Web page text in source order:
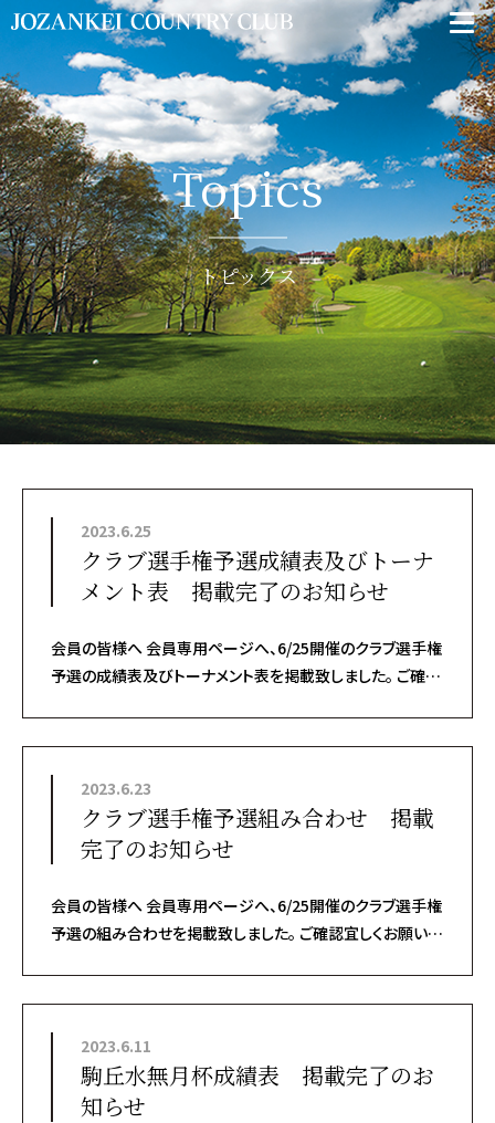
Topics
トピックス
2023.6.25
クラブ選手権予選成績表及びトーナ
メント表 掲載完了のお知らせ
会員の皆様へ 会員専用ページへ、6/25開催のクラブ選手権
予選の成績表及びトーナメント表を掲載致しました。 ご確認
2023.6.23
クラブ選手権予選組み合わせ 掲載
完了のお知らせ
会員の皆様へ 会員専用ページへ、6/25開催のクラブ選手権
予選の組み合わせを掲載致しました。 ご確認宜しくお願い致
2023.6.11
駒丘水無月杯成績表 掲載完了のお
知らせ